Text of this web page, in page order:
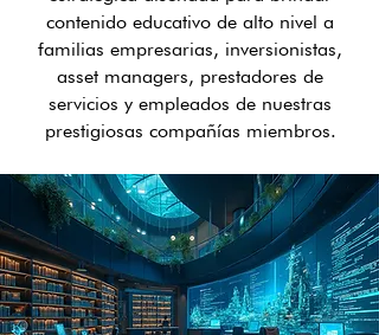
contenido educativo de alto nivel a
familias empresarias, inversionistas,
asset managers, prestadores de
servicios y empleados de nuestras
prestigiosas compañías miembros.